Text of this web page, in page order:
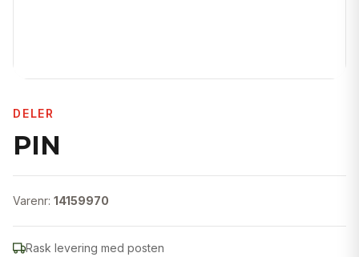
DELER
PIN
Varenr: 14159970
Rask levering med posten